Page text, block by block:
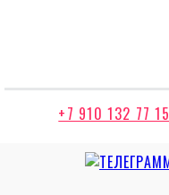
+7 910 132 77 15